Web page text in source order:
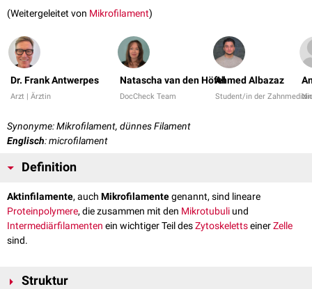
(Weitergeleitet von Mikrofilament)
Dr. Frank Antwerpes
Arzt | Ärztin
Natascha van den Höfel
DocCheck Team
Ahmed Albazaz
Student/in der Zahnmedizin
Synonyme: Mikrofilament, dünnes Filament
Englisch: microfilament
Definition
Aktinfilamente, auch Mikrofilamentegenannt, sind lineare
Proteinpolymere, die zusammen mit den Mikrotubuli und
Intermediärfilamenten ein wichtiger Teil desZytoskelettseinerZelle
sind.
Struktur